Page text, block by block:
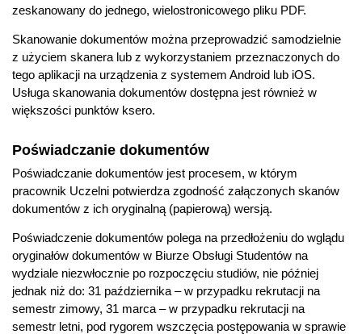
zeskanowany do jednego, wielostronicowego pliku PDF.
Skanowanie dokumentów można przeprowadzić samodzielnie
z użyciem skanera lub z wykorzystaniem przeznaczonych do
tego aplikacji na urządzenia z systemem Android lub iOS.
Usługa skanowania dokumentów dostępna jest również w
większości punktów ksero.
Poświadczanie dokumentów
Poświadczanie dokumentów jest procesem, w którym
pracownik Uczelni potwierdza zgodność załączonych skanów
dokumentów z ich oryginalną (papierową) wersją.
Poświadczenie dokumentów polega na przedłożeniu do wglądu
oryginałów dokumentów w Biurze Obsługi Studentów na
wydziale niezwłocznie po rozpoczęciu studiów, nie później
jednak niż do: 31 października – w przypadku rekrutacji na
semestr zimowy, 31 marca – w przypadku rekrutacji na
semestr letni, pod rygorem wszczęcia postępowania w sprawie